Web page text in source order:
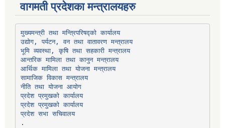
वागमती प्रदेशका मन्त्रालयहरु
मुख्यमन्त्री तथा मन्त्रिपरिषद्को कार्यालय
उद्योग, पर्यटन, वन तथा वातावरण मन्त्रालय
भूमि व्यवस्था, कृषि तथा सहकारी मन्त्रालय
आन्तरिक मामिला तथा कानुन मन्त्रालय
आर्थिक मामिला तथा योजना मन्त्रालय
सामाजिक विकास मन्त्रालय
नीति तथा योजना आयोग
प्रदेश प्रमुखको कार्यालय
प्रदेश प्रमुखको कार्यालय
प्रदेश सभा सचिवालय